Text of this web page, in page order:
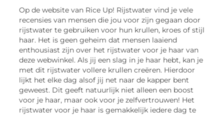
Op de website van Rice Up! Rijstwater vind je vele
recensies van mensen die jou voor zijn gegaan door
rijstwater te gebruiken voor hun krullen, kroes of stijl
haar. Het is geen geheim dat mensen laaiend
enthousiast zijn over het rijstwater voor je haar van
deze webwinkel. Als jij een slag in je haar hebt, kan je
met dit rijstwater vollere krullen creëren. Hierdoor
lijkt het elke dag alsof jij net naar de kapper bent
geweest. Dit geeft natuurlijk niet alleen een boost
voor je haar, maar ook voor je zelfvertrouwen! Het
rijstwater voor je haar is gemakkelijk iedere dag te